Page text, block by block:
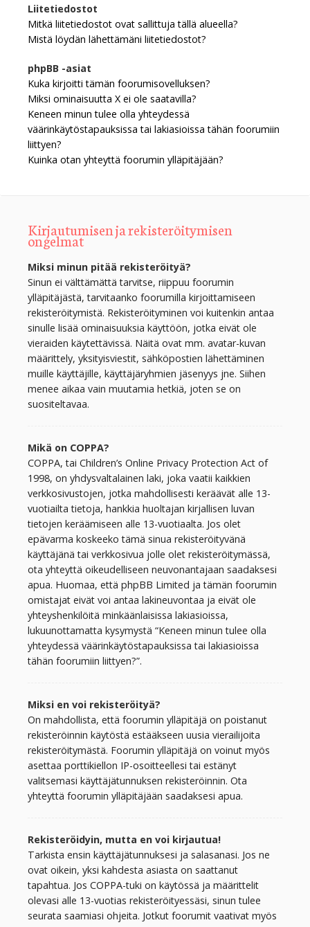
Liitetiedostot
Mitkä liitetiedostot ovat sallittuja tällä alueella?
Mistä löydän lähettämäni liitetiedostot?
phpBB -asiat
Kuka kirjoitti tämän foorumisovelluksen?
Miksi ominaisuutta X ei ole saatavilla?
Keneen minun tulee olla yhteydessä
väärinkäytöstapauksissa tai lakiasioissa tähän foorumiin
liittyen?
Kuinka otan yhteyttä foorumin ylläpitäjään?
Kirjautumisen ja rekisteröitymisen
ongelmat
Miksi minun pitää rekisteröityä?
Sinun ei välttämättä tarvitse, riippuu foorumin
ylläpitäjästä, tarvitaanko foorumilla kirjoittamiseen
rekisteröitymistä. Rekisteröityminen voi kuitenkin antaa
sinulle lisää ominaisuuksia käyttöön, jotka eivät ole
vieraiden käytettävissä. Näitä ovat mm. avatar-kuvan
määrittely, yksityisviestit, sähköpostien lähettäminen
muille käyttäjille, käyttäjäryhmien jäsenyys jne. Siihen
menee aikaa vain muutamia hetkiä, joten se on
suositeltavaa.
Mikä on COPPA?
COPPA, tai Children’s Online Privacy Protection Act of
1998, on yhdysvaltalainen laki, joka vaatii kaikkien
verkkosivustojen, jotka mahdollisesti keräävät alle 13-
vuotiailta tietoja, hankkia huoltajan kirjallisen luvan
tietojen keräämiseen alle 13-vuotiaalta. Jos olet
epävarma koskeeko tämä sinua rekisteröityvänä
käyttäjänä tai verkkosivua jolle olet rekisteröitymässä,
ota yhteyttä oikeudelliseen neuvonantajaan saadaksesi
apua. Huomaa, että phpBB Limited ja tämän foorumin
omistajat eivät voi antaa lakineuvontaa ja eivät ole
yhteyshenkilöitä minkäänlaisissa lakiasioissa,
lukuunottamatta kysymystä “Keneen minun tulee olla
yhteydessä väärinkäytöstapauksissa tai lakiasioissa
tähän foorumiin liittyen?”.
Miksi en voi rekisteröityä?
On mahdollista, että foorumin ylläpitäjä on poistanut
rekisteröinnin käytöstä estääkseen uusia vierailijoita
rekisteröitymästä. Foorumin ylläpitäjä on voinut myös
asettaa porttikiellon IP-osoitteellesi tai estänyt
valitsemasi käyttäjätunnuksen rekisteröinnin. Ota
yhteyttä foorumin ylläpitäjään saadaksesi apua.
Rekisteröidyin, mutta en voi kirjautua!
Tarkista ensin käyttäjätunnuksesi ja salasanasi. Jos ne
ovat oikein, yksi kahdesta asiasta on saattanut
tapahtua. Jos COPPA-tuki on käytössä ja määrittelit
olevasi alle 13-vuotias rekisteröityessäsi, sinun tulee
seurata saamiasi ohjeita. Jotkut foorumit vaativat myös